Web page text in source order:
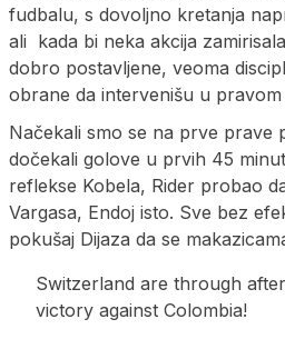
fudbalu, s dovoljno kretanja
ali kada bi neka akcija
dobro postavljene, veoma
obrane da intervenišu u
Načekali smo se na prve prave
dočekali golove u prvih 45
reflekse Kobela, Rider probao
Vargasa, Endoj isto. Sve bez
pokušaj Dijaza da se
Switzerland are through
victory against Colombia!